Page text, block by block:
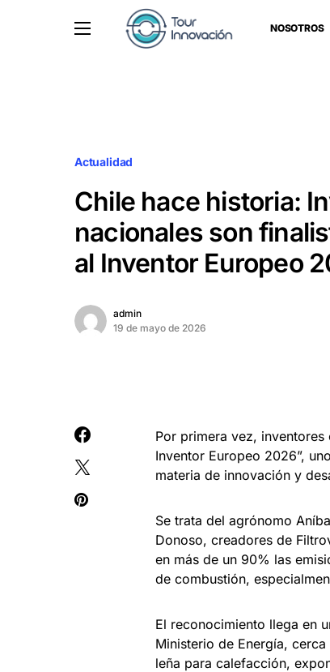
NOSOTROS
Actualidad
Chile hace historia:
nacionales son
al Inventor Europeo
admin
19 de mayo de 2026
Por primera vez,
Inventor Europeo 2026”,
materia de innovación y
Se trata del agrónomo
Donoso, creadores de
en más de un 90% las
de combustión,
El reconocimiento llega en
Ministerio de Energía,
leña para calefacción,